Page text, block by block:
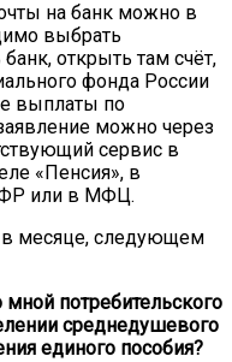
на банк можно в
выбрать
открыть там счёт,
фонда России
выплаты по
можно через
сервис в
«Пенсия», в
или в МФЦ.
в месяце, следующем
потребительского
среднедушевого
единого пособия?